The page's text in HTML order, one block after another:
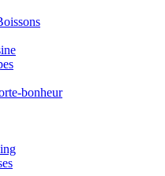
bonheur